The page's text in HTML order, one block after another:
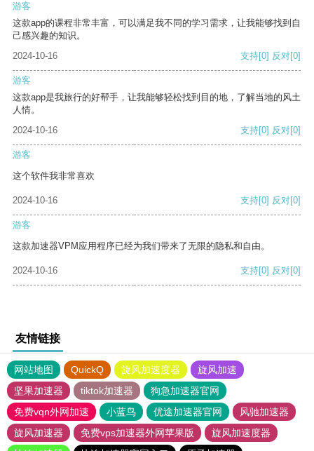
游客
这款app的课程非常丰富，可以满足我不同的学习需求，让我能够找到自
己感兴趣的知识。
2024-10-16
支持[0] 反对[0]
游客
这款app是我旅行的好帮手，让我能够轻松找到目的地，了解当地的风土
人情。
2024-10-16
支持[0] 反对[0]
游客
这个软件我非常喜欢
2024-10-16 支持[0] 反对[0]
游客
这款加速器VPM应用程序已经为我们带来了无限的隐私和自由。
2024-10-16 支持[0] 反对[0]
友情链接
网站地图 QuickQ 旋风加速度器
旋风加速
坚果加速器
tiktok加速器
狗急加速器官网
免费vqn外网加速
小蓝鸟 优途加速器官网
风驰加速器
旋风加速器
免费vps加速器外网苹果版
旋风加速度器